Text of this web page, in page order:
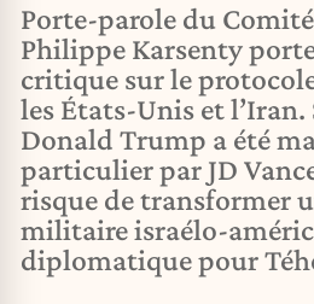
Porte-parole du
Philippe Karsenty
critique sur le
les États-Unis et l’Iran.
Donald Trump a été
particulier par JD
risque de transformer
militaire israélo-
diplomatique pour